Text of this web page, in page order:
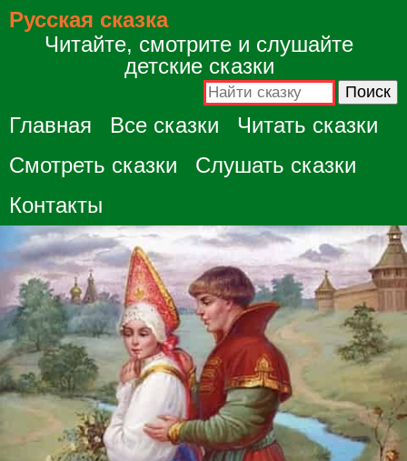
Русская сказка
Читайте, смотрите и слушайте
детские сказки
Главная Все сказки
Читать сказки
Смотреть сказки
Слушать сказки
Контакты